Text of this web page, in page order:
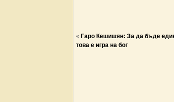
« Гаро Кешишян: За да бъде
това е игра на бог